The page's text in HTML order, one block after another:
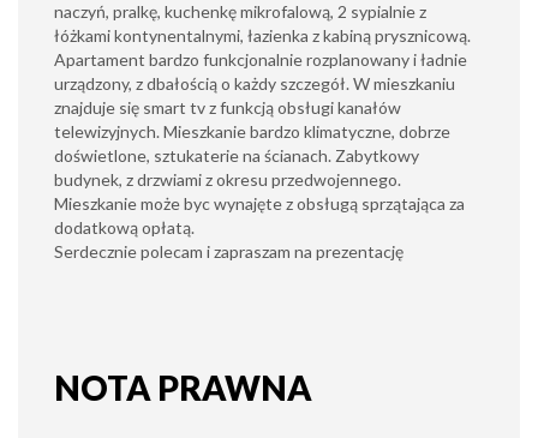
naczyń, pralkę, kuchenkę mikrofalową, 2 sypialnie z
łóżkami kontynentalnymi, łazienka z kabiną prysznicową.
Apartament bardzo funkcjonalnie rozplanowany i ładnie
urządzony, z dbałością o każdy szczegół. W mieszkaniu
znajduje się smart tv z funkcją obsługi kanałów
telewizyjnych. Mieszkanie bardzo klimatyczne, dobrze
doświetlone, sztukaterie na ścianach. Zabytkowy
budynek, z drzwiami z okresu przedwojennego.
Mieszkanie może byc wynajęte z obsługą sprzątająca za
dodatkową opłatą.
Serdecznie polecam i zapraszam na prezentację
NOTA PRAWNA